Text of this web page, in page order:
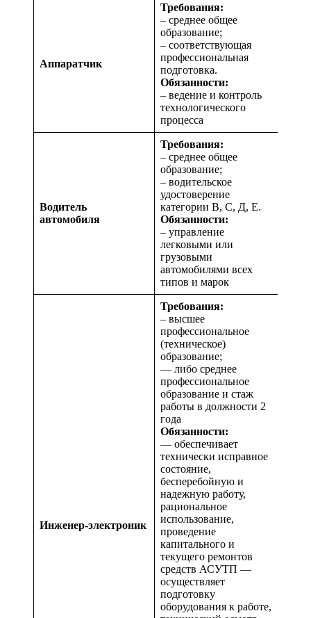
Аппаратчик
Требования:
– среднее общее
образование;
– соответствующая
профессиональная
подготовка.
Обязанности:
– ведение и контроль
технологического
процесса
Водитель
автомобиля
Требования:
– среднее общее
образование;
– водительское
удостоверение
категории В, С, Д, Е.
Обязанности:
– управление
легковыми или
грузовыми
автомобилями всех
типов и марок
Инженер-электроник
Требования:
– высшее
профессиональное
(техническое)
образование;
— либо среднее
профессиональное
образование и стаж
работы в должности 2
года
Обязанности:
— обеспечивает
технически исправное
состояние,
бесперебойную и
надежную работу,
рациональное
использование,
проведение
капитального и
текущего ремонтов
средств АСУТП —
осуществляет
подготовку
оборудования к работе,